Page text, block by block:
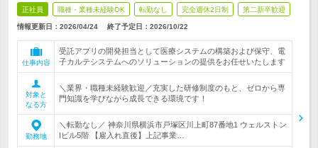
正社員 職種・業種未経験OK 転勤なし 完全週休2日制 第二新卒歓迎
情報更新日：2026/04/24 終了予定日： 2026/10/22
仕事内容
受託アプリの開発担当として医療システムの構築および保守、電
子カルテシステムへのソリューションの提供をお任せいたします
対象と
なる方
＼業界・職種未経験歓迎／充実した研修制度のもと、ゼロから専
門知識を学びながら成長できる環境です！
勤務地
＼転勤なし／ 神奈川県横浜市戸塚区川上町87番地1 ウェルストン
Iビル5階 【雇入れ直後】上記事業…